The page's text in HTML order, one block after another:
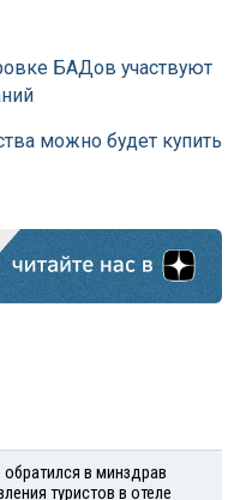
БАДов участвуют
можно будет купить
в минздрав
туристов в отеле